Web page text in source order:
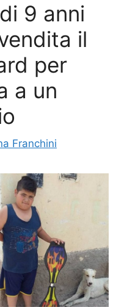
9 anni
il
per
a un
Franchini